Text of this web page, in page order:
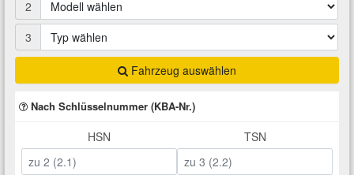
2
3
Fahrzeug auswählen
Nach Schlüsselnummer (KBA-Nr.)
HSN TSN
Heizung und Klimaanlage
Kraftstoffsystem
Kühlung
Lenkung
Montage
Reiniger
Rostlöser
Scheibenkleber
Total Motoröle
Druckluft Werkzeuge
Fahrwerk Werkzeuge
Halterung Abgasstrang
Handwerkzeuge
Glühlampen
Kfz-Pflege
Kofferraumwanne
Ladetechnik für Elektroautos
VW Ersatzteile
Abarth Ersatzteile
Alfa Romeo Ersatzteile
Audi Ersatzteile